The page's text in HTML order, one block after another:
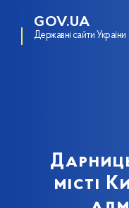
GOV.UA
Державні сайти України
місті